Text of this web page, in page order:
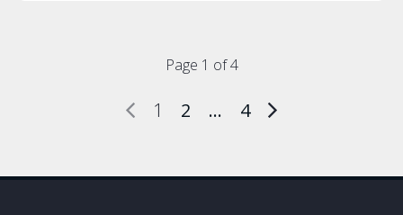
Page 1 of 4
1 2 … 4